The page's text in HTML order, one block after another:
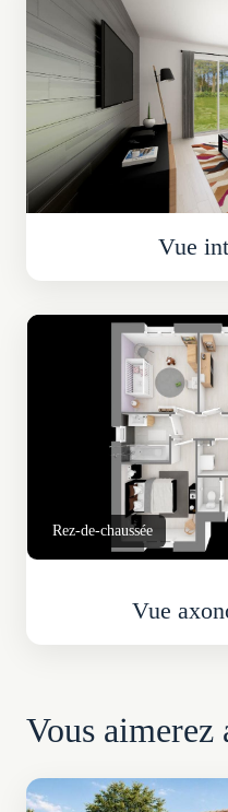
Vue
Rez-de-chaussée
Vue
Vous aimerez